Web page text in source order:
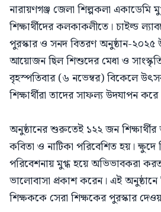
নারায়ণগঞ্জ জেলা শিল্পকলা একাডেমি
শিক্ষার্থীদের কলকাকলীতে। চাইল্ড
পুরস্কার ও সনদ বিতরণ অনুষ্ঠান-
আয়োজন ছিল শিশুদের মেধা ও
বৃহস্পতিবার (৬ নভেম্বর) বিকেলে
শিক্ষার্থীরা তাদের সাফল্য উদযাপন
অনুষ্ঠানের শুরুতেই ১২২ জন
কবিতা ও নাটিকা পরিবেশিত হয়। ক্ষুদে
পরিবেশনায় মুগ্ধ হয়ে অভিভাবকরা
ভালোবাসা প্রকাশ করেন। এই
শিক্ষককে সেরা শিক্ষকের পুরস্কার